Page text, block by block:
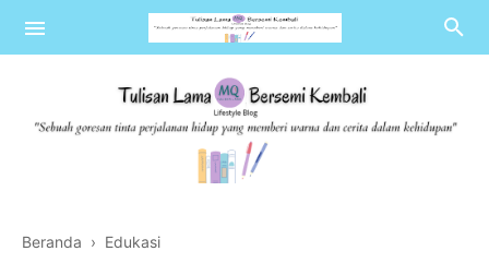
Literasi
Beranda › Edukasi